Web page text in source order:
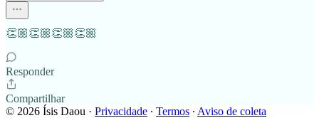
👏🏼👏🏼👏🏼👏🏼
Responder
Compartilhar
© 2026 Ísis Daou · Privacidade ∙ Termos ∙ Aviso de coleta